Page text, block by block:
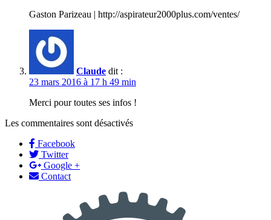
Gaston Parizeau | http://aspirateur2000plus.com/ventes/
Claude dit :
23 mars 2016 à 17 h 49 min
Merci pour toutes ses infos !
Les commentaires sont désactivés
Facebook
Twitter
Google +
Contact